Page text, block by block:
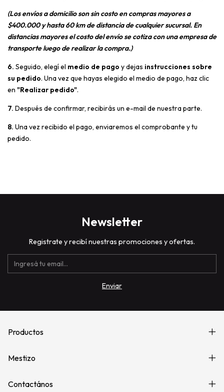
(Los envíos a domicilio son sin costo en compras mayores a
$400.000 y hasta 60 km de distancia de cualquier sucursal. En
distancias mayores el costo del envío se cotiza con una empresa de
transporte luego de realizar la compra.)
6. Seguido, elegí el medio de pago y dejas instrucciones sobre
su pedido. Una vez que hayas elegido el medio de pago, haz clic
en "Realizar pedido".
7. Después de confirmar, recibirás un e-mail de nuestra parte.
8. Una vez recibido el pago, enviaremos el comprobante y tu
pedido.
Newsletter
Registrate y recibí nuestras promociones y ofertas.
Productos
Mestizo
Contactános